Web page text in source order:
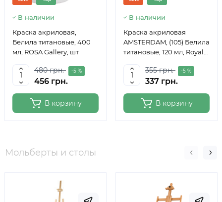
В наличии
Краска акриловая,
Белила титановые, 400
мл, ROSA Gallery, шт
480 грн. -5 %
456 грн.
В корзину
В наличии
Краска акриловая
AMSTERDAM, (105) Белила
титановые, 120 мл, Royal
355 грн. -5 %
337 грн.
В корзину
Мольберты и столы